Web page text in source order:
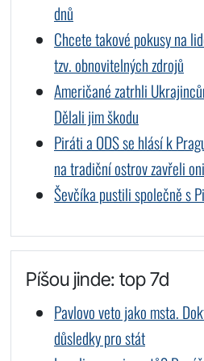
dnů
Chcete takové pokusy na
tzv. obnovitelných zdrojů
Američané zatrhli
Dělali jim škodu
Piráti a ODS se hlásí k
na tradiční ostrov zavřeli oni
Ševčíka pustili společně s
Píšou jinde: top 7d
Pavlovo veto jako msta.
důsledky pro stát